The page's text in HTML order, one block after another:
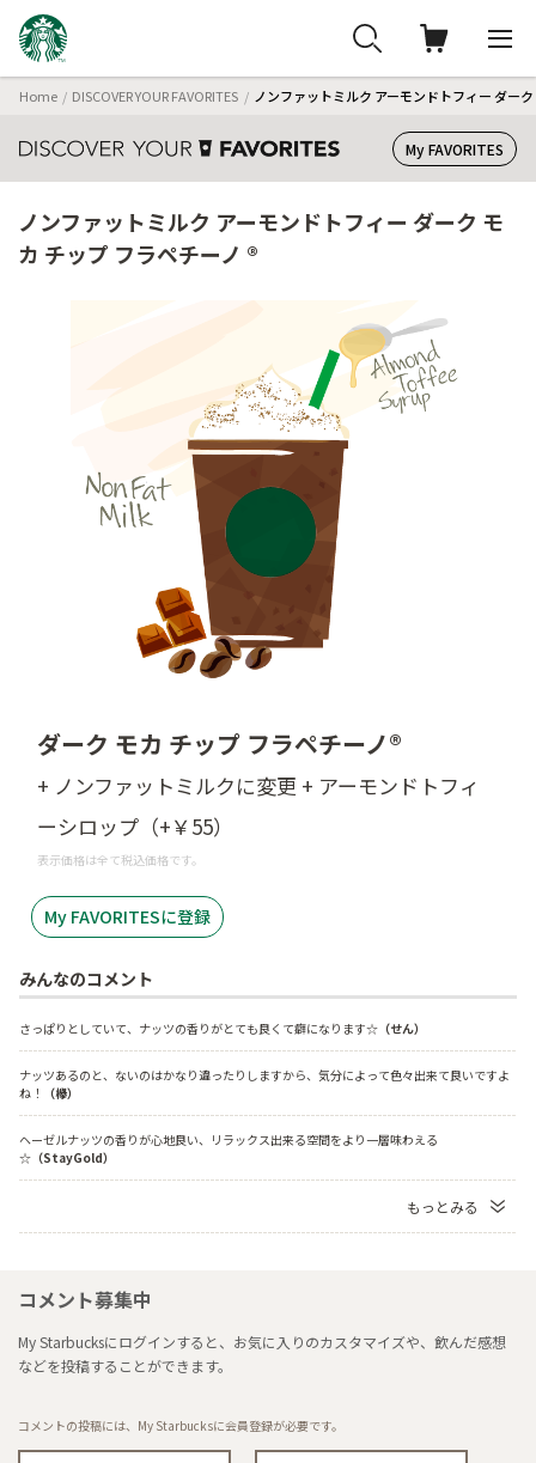
Home DISCOVER YOUR FAVORITES ノンファットミルク アーモンドトフィー ダー
My FAVORITES
ノンファットミルク アーモンドトフィー ダーク モ
カ チップ フラペチーノ ®
ダーク モカ チップ フラペチーノ®
+ ノンファットミルクに変更 + アーモンドトフィ
ーシロップ（+￥55）
表示価格は全て税込価格です。
My FAVORITESに登録
みんなのコメント
さっぱりとしていて、ナッツの香りがとても良くて癖になります☆ （せん）
ナッツあるのと、ないのはかなり違ったりしますから、気分によって色々出来て良いですよ
ね！
（欅）
ヘーゼルナッツの香りが心地良い、リラックス出来る空間をより一層味わえる
☆ （StayGold）
もっとみる
コメント募集中
My Starbucksにログインすると、お気に入りのカスタマイズや、飲んだ感想
などを投稿することができます。
コメントの投稿には、My Starbucksに会員登録が必要です。